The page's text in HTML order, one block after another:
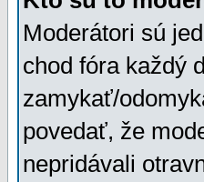
Moderátori sú
chod fóra každý
zamykať/
povedať, že
nepridávali